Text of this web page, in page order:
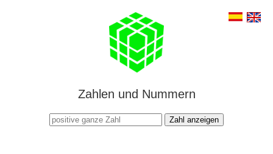
Zahlen und Nummern
Zahl anzeigen